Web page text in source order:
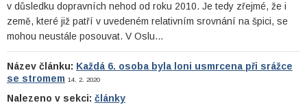
v důsledku dopravních nehod od roku 2010. Je tedy zřejmé, že i
země, které již patří v uvedeném relativním srovnání na špici, se
mohou neustále posouvat. V Oslu…
Název článku: Každá 6. osoba byla loni usmrcena při srážce
se stromem 14. 2. 2020
Nalezeno v sekci: články